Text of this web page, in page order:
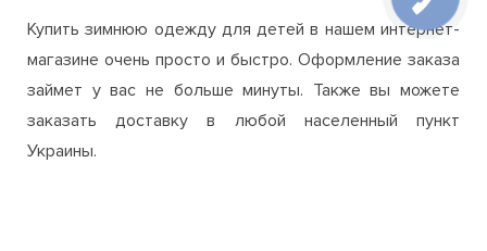
Купить зимнюю одежду для детей в нашем интернет-
магазине очень просто и быстро. Оформление заказа
займет у вас не больше минуты. Также вы можете
заказать доставку в любой населенный пункт
Украины.